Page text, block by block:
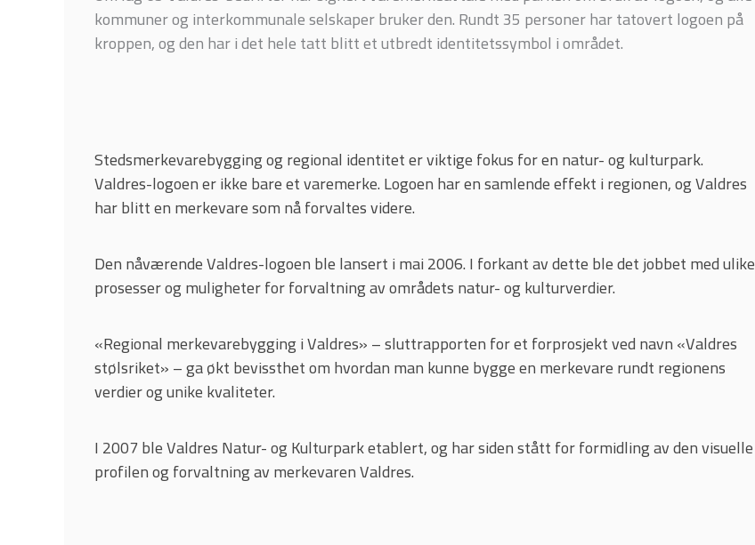
kommuner og interkommunale selskaper bruker den. Rundt 35 personer har tatovert logoen på
kroppen, og den har i det hele tatt blitt et utbredt identitetssymbol i området.
Stedsmerkevarebygging og regional identitet er viktige fokus for en natur- og kulturpark.
Valdres-logoen er ikke bare et varemerke. Logoen har en samlende effekt i regionen, og Valdres
har blitt en merkevare som nå forvaltes videre.
Den nåværende Valdres-logoen ble lansert i mai 2006. I forkant av dette ble det jobbet med ulike
prosesser og muligheter for forvaltning av områdets natur- og kulturverdier.
«Regional merkevarebygging i Valdres» – sluttrapporten for et forprosjekt ved navn «Valdres
stølsriket» – ga økt bevissthet om hvordan man kunne bygge en merkevare rundt regionens
verdier og unike kvaliteter.
I 2007 ble Valdres Natur- og Kulturpark etablert, og har siden stått for formidling av den visuelle
profilen og forvaltning av merkevaren Valdres.